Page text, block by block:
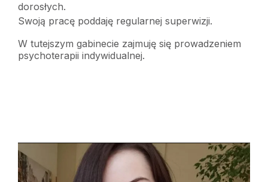
dorosłych.
Swoją pracę poddaję regularnej superwizji.
W tutejszym gabinecie zajmuję się prowadzeniem
psychoterapii indywidualnej.